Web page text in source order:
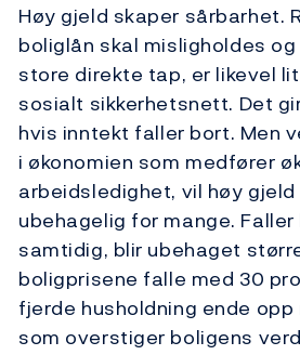
Høy gjeld skaper sårbarhet.
boliglån skal misligholdes
store direkte tap, er likevel
sosialt sikkerhetsnett. Det
hvis inntekt faller bort. Men
i økonomien som medfører
arbeidsledighet, vil høy gjeld
ubehagelig for mange.
samtidig, blir ubehaget
boligprisene falle med 30
fjerde husholdning ende opp
som overstiger boligens